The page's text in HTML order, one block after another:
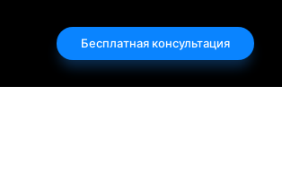
Бесплатная консультация